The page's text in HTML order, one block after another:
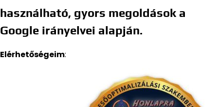
használható, gyors megoldások a
Google irányelvei alapján.
Elérhetőségeim: